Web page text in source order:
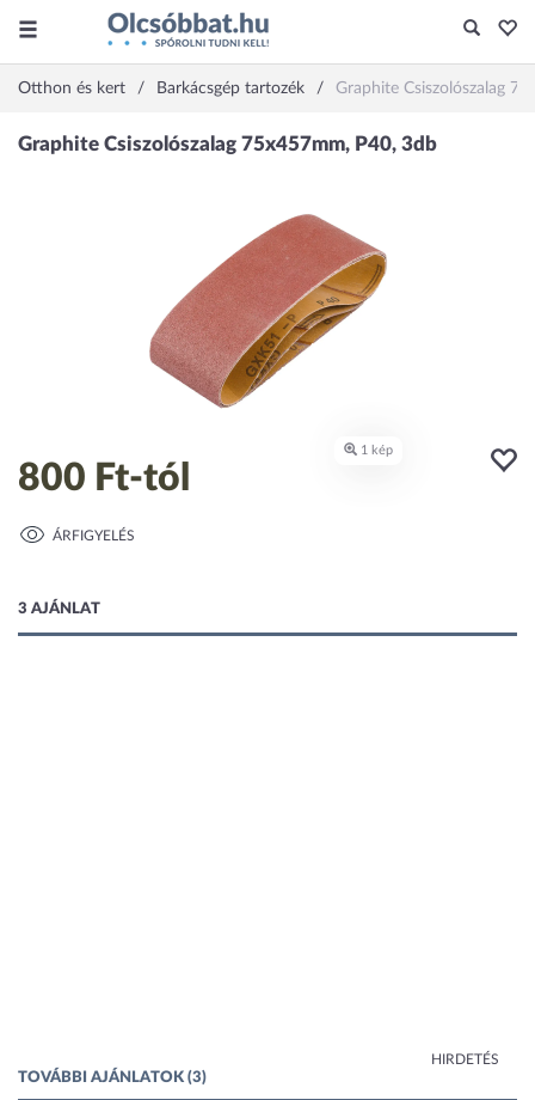
Otthon és kert Barkácsgép tartozék Graphite Csiszolószalag
800 Ft-tól
ÁRFIGYELÉS
3 AJÁNLAT
HIRDETÉS
TOVÁBBI AJÁNLATOK (3)